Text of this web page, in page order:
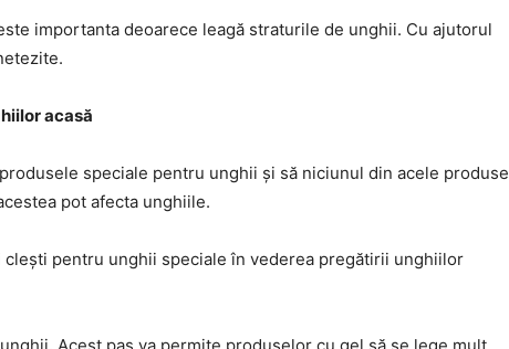
importanta deoarece leagă straturile de unghii. Cu ajutorul
acasă
speciale pentru unghii și să niciunul din acele produse
pot afecta unghiile.
clești pentru unghii speciale în vederea pregătirii unghiilor